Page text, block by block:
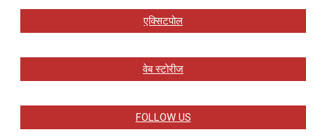
एक्सिटपोल
वेब स्टोरीज
FOLLOW US